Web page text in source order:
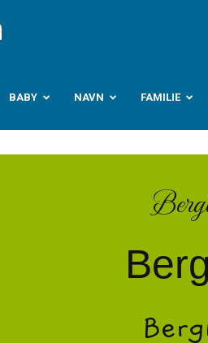
Babyverden.no
BABY NAVN FAMILIE